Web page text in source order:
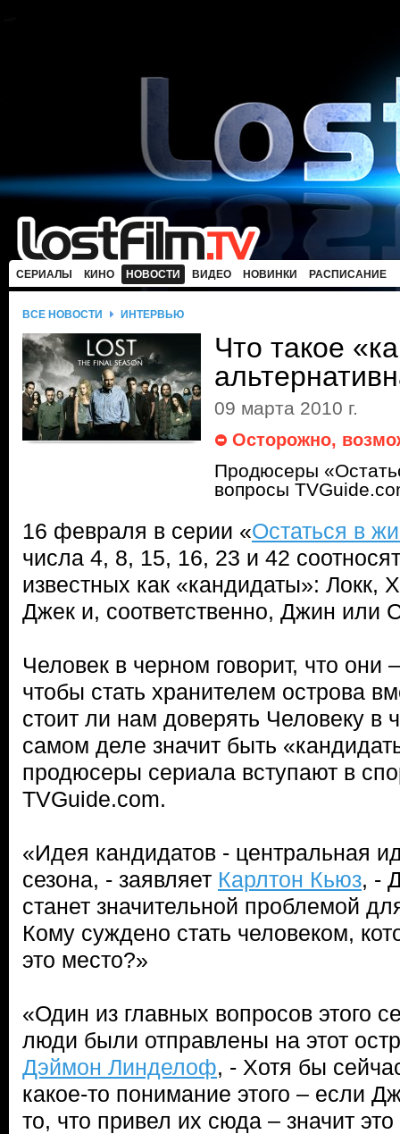
СЕРИАЛЫ КИНО НОВОСТИ ВИДЕО НОВИНКИ РАСПИСАНИЕ
ВСЕ НОВОСТИ ИНТЕРВЬЮ
Что такое
09 марта 2010 г.
Осторожно,
Продюсеры
вопросы
16 февраля в серии «Остаться в
числа 4, 8, 15, 16, 23 и 42
известных как «кандидаты»: Локк,
Джек и, соответственно, Джин или
Человек в черном говорит, что они
чтобы стать хранителем острова
стоит ли нам доверять Человеку в
самом деле значит быть
продюсеры сериала вступают в
TVGuide.com.
«Идея кандидатов - центральная
сезона, - заявляет Карлтон Кьюз, -
станет значительной проблемой
Кому суждено стать человеком,
это место?»
«Один из главных вопросов этого
люди были отправлены на этот
Дэймон Линделоф, - Хотя бы
какое-то понимание этого – если
то, что привел их сюда – значит